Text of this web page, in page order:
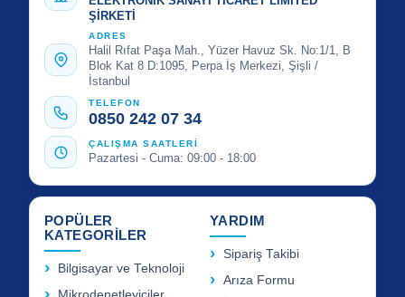
ŞİRKETİ
ADRES
Halil Rıfat Paşa Mah., Yüzer Havuz Sk. No:1/1, B
Blok Kat 8 D:1095, Perpa İş Merkezi, Şişli /
İstanbul
TELEFON
0850 242 07 34
ÇALIŞMA SAATLERİ
Pazartesi - Cuma: 09:00 - 18:00
POPÜLER
KATEGORİLER
Bilgisayar ve Teknoloji
YARDIM
Sipariş Takibi
Arıza Formu